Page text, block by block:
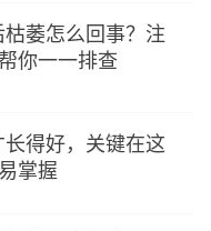
萎怎么回事？注
你一一排查
得好，关键在这
掌握